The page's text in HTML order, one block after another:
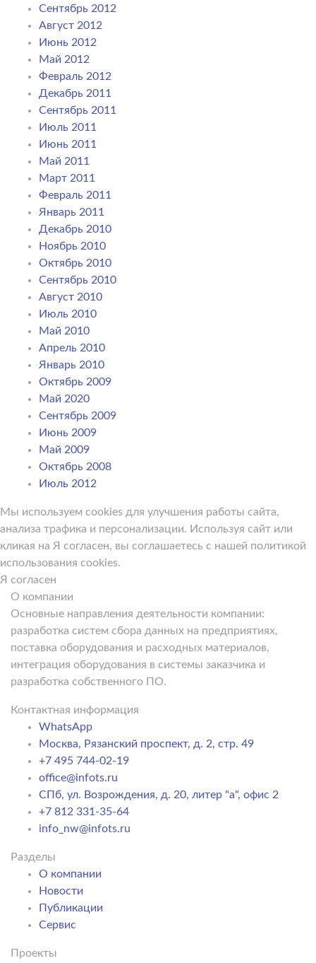
Сентябрь 2012
Август 2012
Июнь 2012
Май 2012
Февраль 2012
Декабрь 2011
Сентябрь 2011
Июль 2011
Июнь 2011
Май 2011
Март 2011
Февраль 2011
Январь 2011
Декабрь 2010
Ноябрь 2010
Октябрь 2010
Сентябрь 2010
Август 2010
Июль 2010
Май 2010
Апрель 2010
Январь 2010
Октябрь 2009
Май 2020
Сентябрь 2009
Июнь 2009
Май 2009
Октябрь 2008
Июль 2012
Мы используем cookies для улучшения работы сайта,
анализа трафика и персонализации. Используя сайт или
кликая на Я согласен, вы соглашаетесь с нашей политикой
использования cookies.
Я согласен
О компании
Основные направления деятельности компании:
разработка систем сбора данных на предприятиях,
поставка оборудования и расходных материалов,
интеграция оборудования в системы заказчика и
разработка собственного ПО.
Контактная информация
WhatsApp
Москва, Рязанский проспект, д. 2, стр. 49
+7 495 744-02-19
office@infots.ru
СПб, ул. Возрождения, д. 20, литер "a", офис 2
+7 812 331-35-64
info_nw@infots.ru
Разделы
О компании
Новости
Публикации
Сервис
Проекты